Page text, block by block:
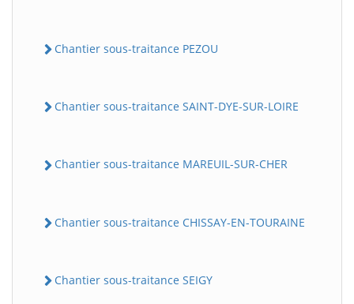
Chantier sous-traitance PEZOU
Chantier sous-traitance SAINT-DYE-SUR-LOIRE
Chantier sous-traitance MAREUIL-SUR-CHER
Chantier sous-traitance CHISSAY-EN-TOURAINE
Chantier sous-traitance SEIGY